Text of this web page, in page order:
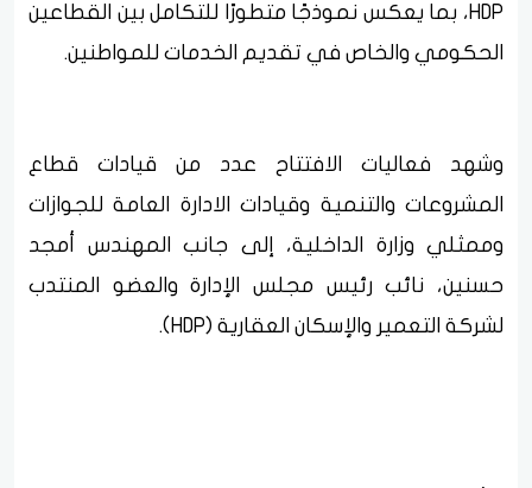
HDP، بما يعكس نموذجًا متطورًا للتكامل بين القطاعين
الحكومي والخاص في تقديم الخدمات للمواطنين.
وشهد فعاليات الافتتاح عدد من قيادات قطاع
المشروعات والتنمية وقيادات الادارة العامة للجوازات
وممثلي وزارة الداخلية، إلى جانب المهندس أمجد
حسنين، نائب رئيس مجلس الإدارة والعضو المنتدب
لشركة التعمير والإسكان العقارية (HDP).